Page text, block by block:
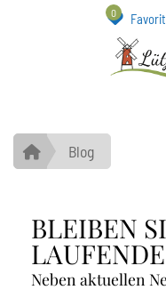
0
Blog
BLEIBEN
Neben aktuellen